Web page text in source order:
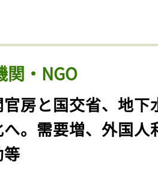
関・NGO
官房と国交省、地下
。需要増、外国人